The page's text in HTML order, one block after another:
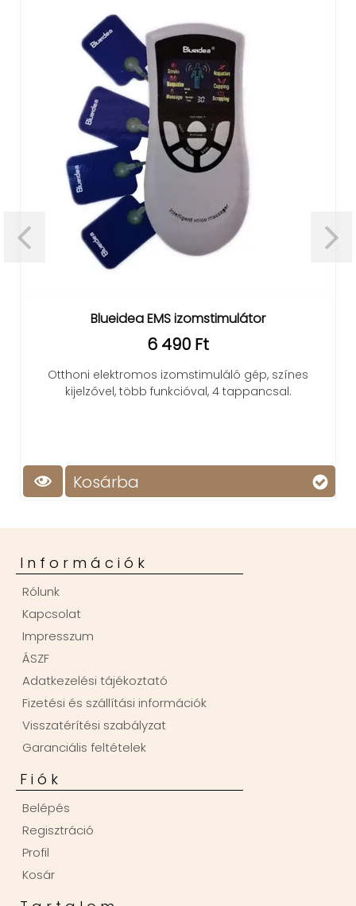
Blueidea EMS izomstimulátor
6 490 Ft
Otthoni elektromos izomstimuláló gép, színes
kijelzővel, több funkcióval, 4 tappancsal.
Kosárba
Információk
Rólunk
Kapcsolat
Impresszum
ÁSZF
Adatkezelési tájékoztató
Fizetési és szállítási információk
Visszatérítési szabályzat
Garanciális feltételek
Fiók
Belépés
Regisztráció
Profil
Kosár